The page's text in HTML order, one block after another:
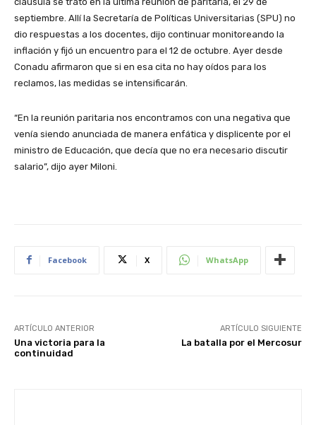
septiembre. Allí la Secretaría de Políticas Universitarias (SPU) no
dio respuestas a los docentes, dijo continuar monitoreando la
inflación y fijó un encuentro para el 12 de octubre. Ayer desde
Conadu afirmaron que si en esa cita no hay oídos para los
reclamos, las medidas se intensificarán.
“En la reunión paritaria nos encontramos con una negativa que
venía siendo anunciada de manera enfática y displicente por el
ministro de Educación, que decía que no era necesario discutir
salario”, dijo ayer Miloni.
Facebook X WhatsApp
ARTÍCULO ANTERIOR
Una victoria para la
continuidad
ARTÍCULO SIGUIENTE
La batalla por el Mercosur